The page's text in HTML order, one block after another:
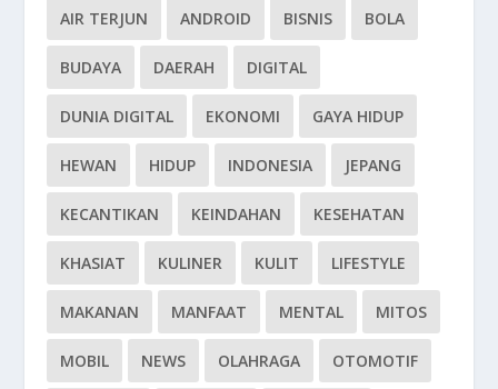
AIR TERJUN ANDROID BISNIS BOLA
BUDAYA DAERAH DIGITAL
DUNIA DIGITAL EKONOMI GAYA HIDUP
HEWAN HIDUP INDONESIA JEPANG
KECANTIKAN KEINDAHAN KESEHATAN
KHASIAT KULINER KULIT LIFESTYLE
MAKANAN MANFAAT MENTAL MITOS
MOBIL NEWS OLAHRAGA OTOMOTIF